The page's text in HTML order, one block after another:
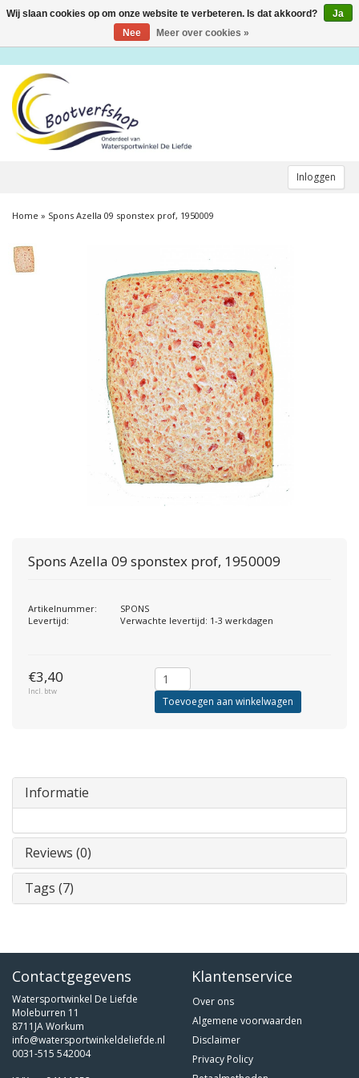
Inloggen
Toggle
Home » Spons Azella 09 sponstex prof, 1950009
Spons Azella 09 sponstex prof, 1950009
Artikelnummer:
SPONS
Levertijd:
Verwachte levertijd: 1-3 werkdagen
€3,40
Incl. btw
Toevoegen aan winkelwagen
Informatie
Reviews (0)
Tags (7)
Contactgegevens
Watersportwinkel De Liefde
Moleburren 11
8711JA Workum
info@watersportwinkeldeliefde.nl
0031-515 542004
Klantenservice
Over ons
Algemene voorwaarden
Disclaimer
Privacy Policy
Wij slaan cookies op om onze website te verbeteren. Is dat akkoord?
Ja
Nee
Meer over cookies »